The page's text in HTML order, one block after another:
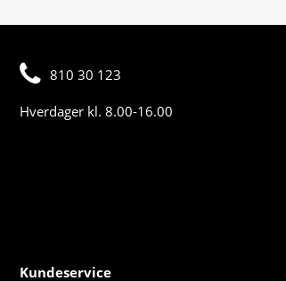
810 30 123
Hverdager kl. 8.00-16.00
Kundeservice